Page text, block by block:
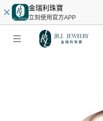
金瑞利珠寶
立刻使用官方APP